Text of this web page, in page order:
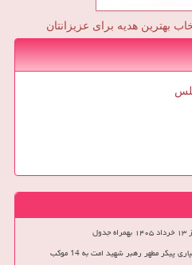
بهترین هدیه برای عزیزانتان
مطهر رهبر شهید امت به 14 موکب